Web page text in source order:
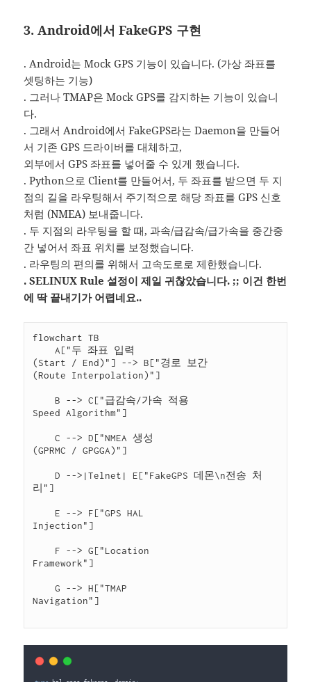
3. Android에서 FakeGPS 구현
. Android는 Mock GPS 기능이 있습니다. (가상 좌표를
셋팅하는 기능)
. 그러나 TMAP은 Mock GPS를 감지하는 기능이 있습니
다.
. 그래서 Android에서 FakeGPS라는 Daemon을 만들어
서 기존 GPS 드라이버를 대체하고,
외부에서 GPS 좌표를 넣어줄 수 있게 했습니다.
. Python으로 Client를 만들어서, 두 좌표를 받으면 두 지
점의 길을 라우팅해서 주기적으로 해당 좌표를 GPS 신호
처럼 (NMEA) 보내줍니다.
. 두 지점의 라우팅을 할 때, 과속/급감속/급가속을 중간중
간 넣어서 좌표 위치를 보정했습니다.
. 라우팅의 편의를 위해서 고속도로로 제한했습니다.
. SELINUX Rule 설정이 제일 귀찮았습니다. ;; 이건 한번
에 딱 끝내기가 어렵네요..
flowchart TB
    A["두 좌표 입력
(Start / End)"] --> B["경로 보간
(Route Interpolation)"]
    B --> C["급감속/가속 적용
Speed Algorithm"]
    C --> D["NMEA 생성
(GPRMC / GPGGA)"]
    D -->|Telnet| E["FakeGPS 데몬\n전송 처
리"]
Injection"]
Framework"]
    G --> H["TMAP
Navigation"]